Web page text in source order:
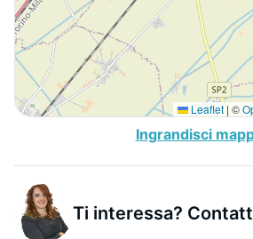
Leaflet | ©
Ingrandisci
Ti interessa?